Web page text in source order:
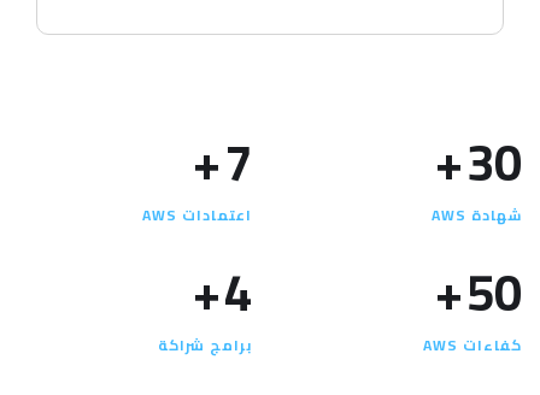
30
+
شهادة AWS
7
+
اعتمادات AWS
50
+
كفاءات AWS
4
+
برامج شراكة